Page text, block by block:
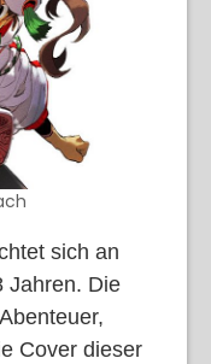
sich an
Jahren. Die
Cover dieser